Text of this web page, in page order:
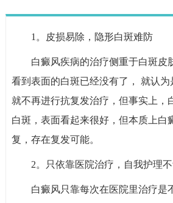
1。皮损易除，隐形白斑难防
白癜风疾病的治疗侧重于白斑皮
看到表面的白斑已经没有了， 就认为
就不再进行抗复发治疗，但事实上，
白斑，表面看起来很好，但本质上白
复，存在复发可能。
2。只依靠医院治疗，自我护理
白癜风只靠每次在医院里治疗是